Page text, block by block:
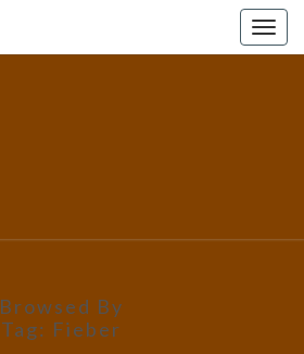
School!
Browsed By
Tag: Fieber